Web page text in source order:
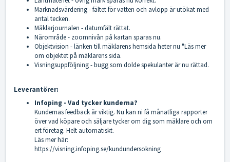
Marknadsvärdering - fältet för vatten och avlopp är utökat med
antal tecken.
Mäklarjournalen - datumfält rättat.
Närområde - zoomnivån på kartan sparas nu.
Objektvision - länken till mäklarens hemsida heter nu "Läs mer
om objektet på mäklarens sida.
Visningsuppföljning - bugg som dolde spekulanter är nu rättad.
Leverantörer:
Infoping - Vad tycker kunderna?
Kundernas feedback är viktig. Nu kan ni få månatliga rapporter
över vad köpare och säljare tycker om dig som mäklare och om
ert företag. Helt automatiskt.
Läs mer här:
https://visning.infoping.se/kundundersokning